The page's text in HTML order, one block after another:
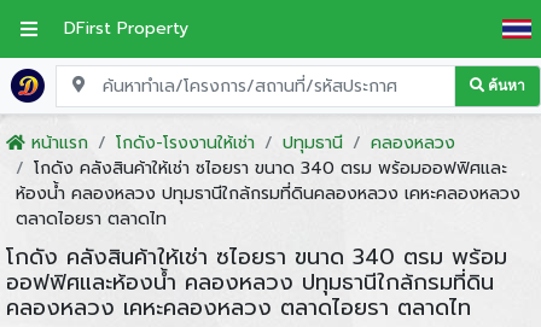
DFirst Property
ค้นหา
หน้าแรก โกดัง-โรงงานให้เช่า ปทุมธานี
คลองหลวง
โกดัง คลังสินค้าให้เช่า ซไอยรา ขนาด 340 ตรม พร้อมออฟฟิศและ
ห้องน้ำ คลองหลวง ปทุมธานีใกล้กรมที่ดินคลองหลวง เคหะคลองหลวง
ตลาดไอยรา ตลาดไท
โกดัง คลังสินค้าให้เช่า ซไอยรา ขนาด 340 ตรม พร้อม
ออฟฟิศและห้องน้ำ คลองหลวง ปทุมธานีใกล้กรมที่ดิน
คลองหลวง เคหะคลองหลวง ตลาดไอยรา ตลาดไท